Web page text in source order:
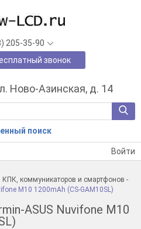
Ново-Азинская, д. 14
поиск
205-35-90
звонок
Войти
КПК, коммуникаторов и смартфонов -
M10 1200mAh (CS-GAM10SL)
ASUS Nuvifone M10